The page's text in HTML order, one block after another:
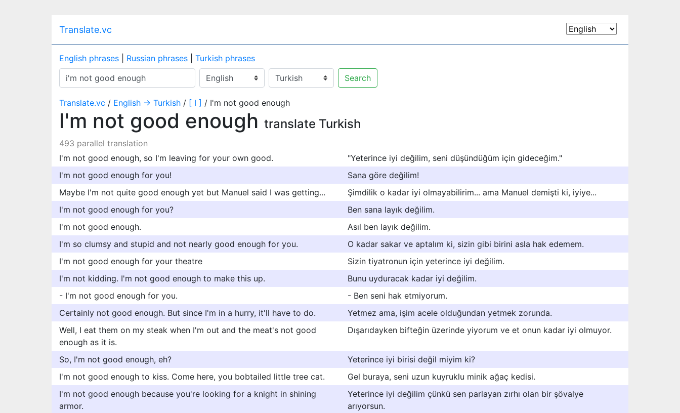
Translate.vc
English phrases Russian phrases
Turkish phrases
Search
Translate.vc / English → Turkish / [ I ] / I'm not good enough
I'm not good enough translate Turkish
493 parallel translation
I'm not good enough, so I'm leaving for your own good.
"Yeterince iyi değilim, seni düşündüğüm için gideceğim."
I'm not good enough for you!
Sana göre değilim!
Maybe I'm not quite good enough yet but Manuel said I was getting...
Şimdilik o kadar iyi olmayabilirim... ama Manuel demişti ki, iyiye...
I'm not good enough for you?
Ben sana layık değilim.
I'm not good enough.
Asıl ben layık değilim.
I'm so clumsy and stupid and not nearly good enough for you.
O kadar sakar ve aptalım ki, sizin gibi birini asla hak edemem.
I'm not good enough for your theatre
Sizin tiyatronun için yeterince iyi değilim.
I'm not kidding. I'm not good enough to make this up.
Bunu uyduracak kadar iyi değilim.
- I'm not good enough for you.
- Ben seni hak etmiyorum.
Certainly not good enough. But since I'm in a hurry, it'll have to do.
Yetmez ama, işim acele olduğundan yetmek zorunda.
Well, I eat them on my steak when I'm out and the meat's not good
enough as it is.
Dışarıdayken bifteğin üzerinde yiyorum ve et onun kadar iyi olmuyor.
So, I'm not good enough, eh?
Yeterince iyi birisi değil miyim ki?
I'm not good enough to kiss. Come here, you bobtailed little tree cat.
Gel buraya, seni uzun kuyruklu minik ağaç kedisi.
I'm not good enough because you're looking for a knight in shining
armor.
Yeterince iyi değilim çünkü sen parlayan zırhı olan bir şövalye
arıyorsun.